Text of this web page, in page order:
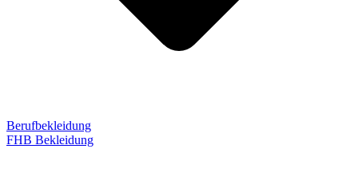
Berufbekleidung
FHB Bekleidung